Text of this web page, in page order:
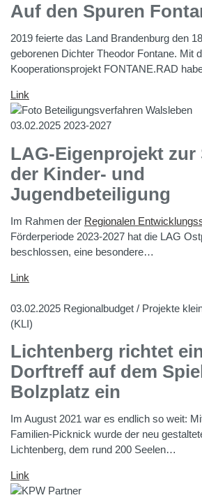
Auf den Spuren
2019 feierte das Land Brandenburg den
geborenen Dichter Theodor Fontane. Mit
Kooperationsprojekt FONTANE.RAD
Link
03.02.2025 2023-2027
LAG-Eigenprojekt zur
der Kinder- und
Jugendbeteiligung
Im Rahmen der Regionalen
Förderperiode 2023-2027 hat die LAG
beschlossen, eine besondere…
Link
03.02.2025 Regionalbudget / Projekte
(KLI)
Lichtenberg richtet
Dorftreff auf dem
Bolzplatz ein
Im August 2021 war es endlich so weit:
Familien-Picknick wurde der neu
Lichtenberg, dem rund 200 Seelen…
Link